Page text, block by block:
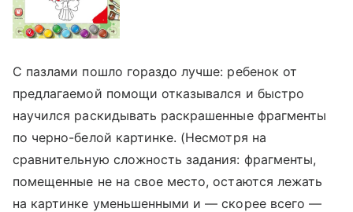
С пазлами пошло гораздо лучше: ребенок от
предлагаемой помощи отказывался и быстро
научился раскидывать раскрашенные фрагменты
по черно-белой картинке. (Несмотря на
сравнительную сложность задания: фрагменты,
помещенные не на свое место, остаются лежать
на картинке уменьшенными и — скорее всего —